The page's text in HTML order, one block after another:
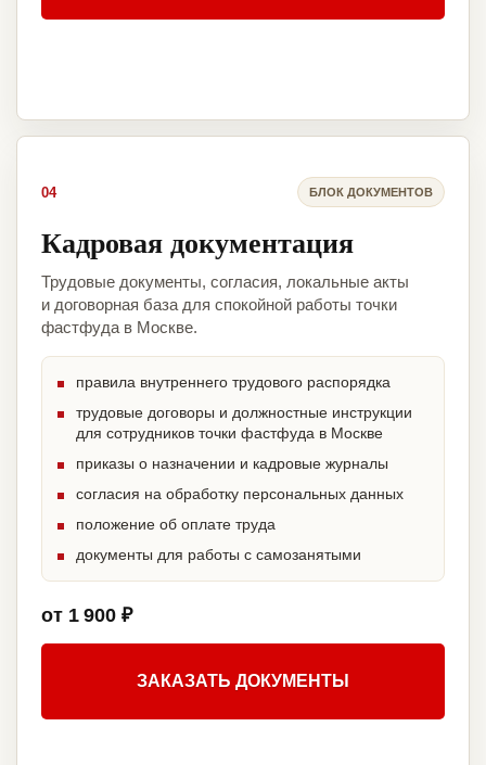
04 БЛОК ДОКУМЕНТОВ
Кадровая документация
Трудовые документы, согласия, локальные акты
и договорная база для спокойной работы точки
фастфуда в Москве.
правила внутреннего трудового распорядка
трудовые договоры и должностные инструкции
для сотрудников точки фастфуда в Москве
приказы о назначении и кадровые журналы
согласия на обработку персональных данных
положение об оплате труда
документы для работы с самозанятыми
от 1 900 ₽
ЗАКАЗАТЬ ДОКУМЕНТЫ